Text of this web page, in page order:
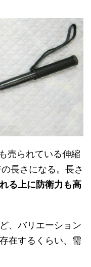
売られている伸縮
長さになる。長さ
る上に防衛力も高
、バリエーション
在するくらい、需